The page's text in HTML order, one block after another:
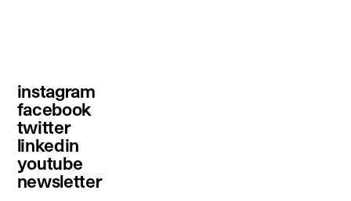
instagram
facebook
twitter
linkedin
youtube
newsletter